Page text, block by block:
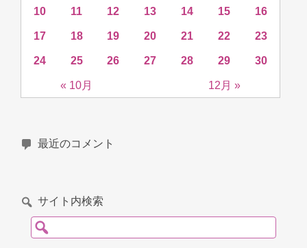
« 10月 12月 »
10 11 12 13 14 15 16
17 18 19 20 21 22 23
24 25 26 27 28 29 30
最近のコメント
サイト内検索
検索: